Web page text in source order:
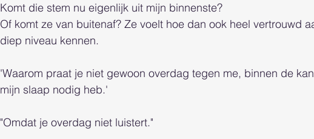
Komt die stem nu eigenlijk uit mijn binnenste?
Of komt ze van buitenaf? Ze voelt hoe dan ook heel vertrouwd
diep niveau kennen.
'Waarom praat je niet gewoon overdag tegen me, binnen de
mijn slaap nodig heb.'
"Omdat je overdag niet luistert."